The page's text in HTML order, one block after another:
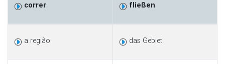
correr fließen
a região das Gebiet